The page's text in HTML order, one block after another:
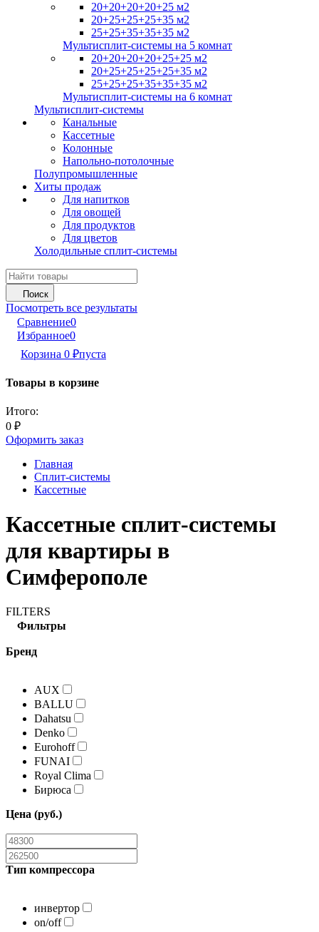
20+20+20+20+25 м2
20+25+25+25+35 м2
25+25+35+35+35 м2
Мультисплит-системы на 5 комнат
20+20+20+20+25+25 м2
20+25+25+25+25+35 м2
25+25+25+35+35+35 м2
Мультисплит-системы на 6 комнат
Мультисплит-системы
Канальные
Кассетные
Колонные
Напольно-потолочные
Полупромышленные
Хиты продаж
Для напитков
Для овощей
Для продуктов
Для цветов
Холодильные сплит-системы
Поиск
Посмотреть все результаты
Сравнение0
Избранное0
Корзина 0 ₽пуста
Товары в корзине
Итого:
0 ₽
Оформить заказ
Главная
Сплит-системы
Кассетные
Кассетные сплит-системы
для квартиры в
Симферополе
FILTERS
Фильтры
Бренд
AUX
BALLU
Dahatsu
Denko
Eurohoff
FUNAI
Royal Clima
Бирюса
Цена (руб.)
Тип компрессора
инвертор
on/off